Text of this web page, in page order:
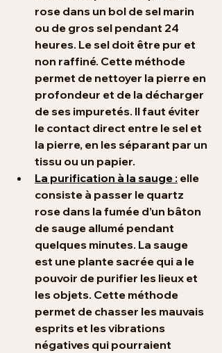
rose dans un bol de sel marin
ou de gros sel pendant 24
heures. Le sel doit être pur et
non raffiné. Cette méthode
permet de nettoyer la pierre en
profondeur et de la décharger
de ses impuretés. Il faut éviter
le contact direct entre le sel et
la pierre, en les séparant par un
tissu ou un papier.
La purification à la sauge : elle
consiste à passer le quartz
rose dans la fumée d’un bâton
de sauge allumé pendant
quelques minutes. La sauge
est une plante sacrée qui a le
pouvoir de purifier les lieux et
les objets. Cette méthode
permet de chasser les mauvais
esprits et les vibrations
négatives qui pourraient